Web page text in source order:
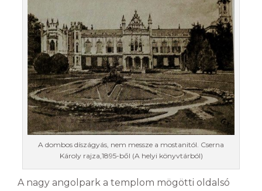
A dombos díszágyás, nem messze a mostanitól. Cserna
Károly rajza,1895-ből (A helyi könyvtárból)
A nagy angolpark a templom mögötti oldalsó